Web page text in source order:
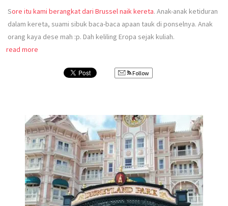
Sore itu kami berangkat dari Brussel naik kereta. Anak-anak ketiduran
dalam kereta, suami sibuk baca-baca apaan tauk di ponselnya. Anak
orang kaya dese mah :p. Dah keliling Eropa sejak kuliah.
read more
Follow